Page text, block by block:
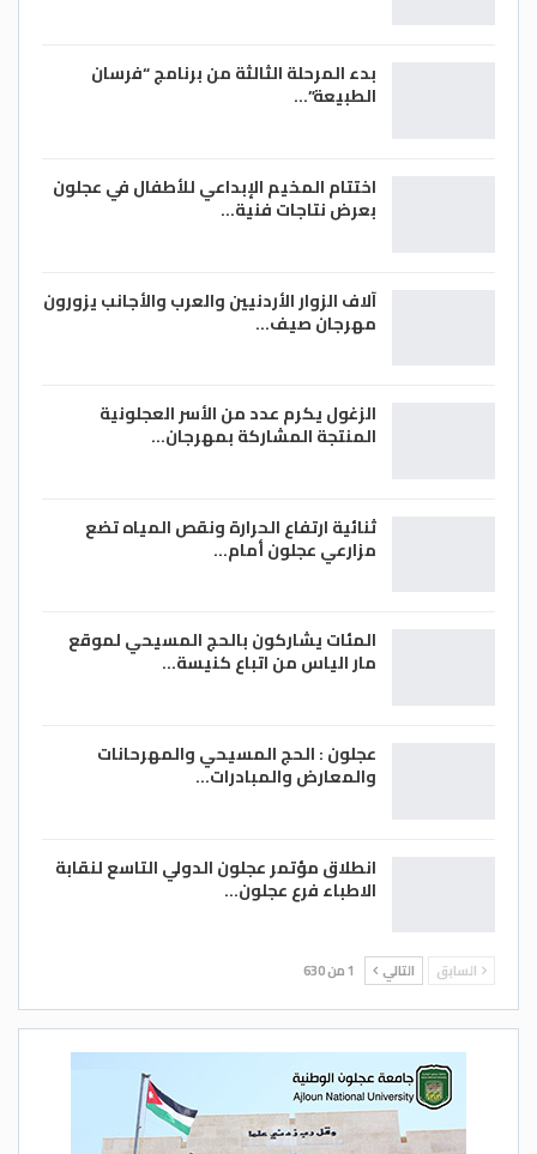
بدء المرحلة الثالثة من برنامج “فرسان
الطبيعة”…
اختتام المخيم الإبداعي للأطفال في عجلون
بعرض نتاجات فنية…
آلاف الزوار الأردنيين والعرب والأجانب يزورون
مهرجان صيف…
الزغول يكرم عدد من الأسر العجلونية
المنتجة المشاركة بمهرجان…
ثنائية ارتفاع الحرارة ونقص المياه تضع
مزارعي عجلون أمام…
المئات يشاركون بالحج المسيحي لموقع
مار الياس من اتباع كنيسة…
عجلون : الحج المسيحي والمهرحانات
والمعارض والمبادرات…
انطلاق مؤتمر عجلون الدولي التاسع لنقابة
الاطباء فرع عجلون…
السابق التالي 1 من 630